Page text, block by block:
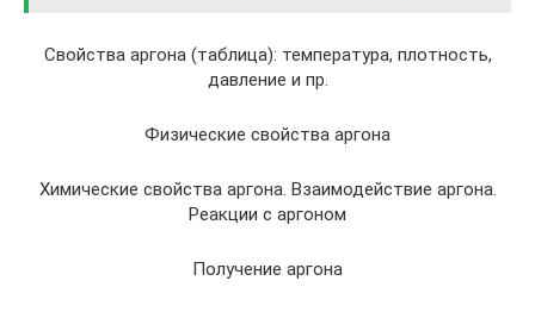
Свойства аргона (таблица): температура, плотность,
давление и пр.
Физические свойства аргона
Химические свойства аргона. Взаимодействие аргона.
Реакции с аргоном
Получение аргона